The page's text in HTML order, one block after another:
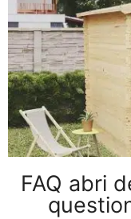
FAQ abri